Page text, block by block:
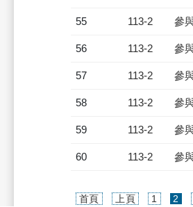
55 113-2 參
56 113-2 參
57 113-2 參
58 113-2 參
59 113-2 參
60 113-2 參
首頁 上頁 1 2